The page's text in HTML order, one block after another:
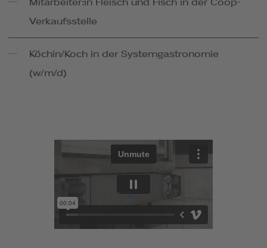
Mitarbeiter:in Fleisch und Fisch in der Coop-
Verkaufsstelle
Köchin/Koch in der Systemgastronomie
(w/m/d)